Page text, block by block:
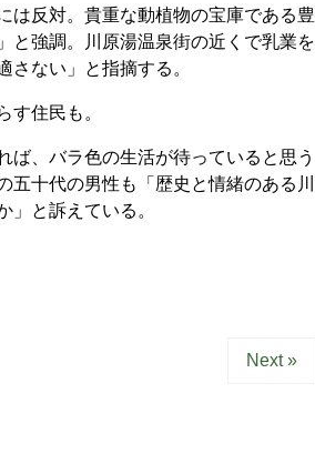
反対。貴重な動植物の宝庫である豊
と強調。川原湯温泉街の近くで乳業を
ない」と指摘する。
住民も。
、バラ色の生活が待っていると思う
十代の男性も「歴史と情緒のある川
と訴えている。
Next »